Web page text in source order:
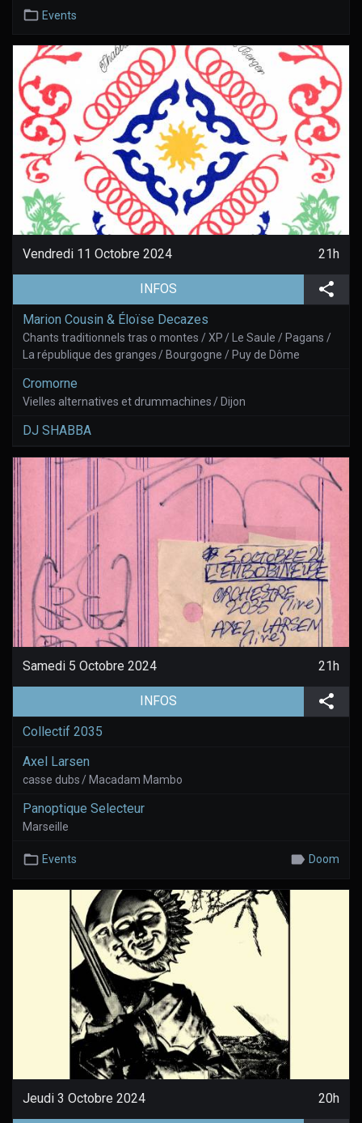
Events
Vendredi 11 Octobre 2024 21h
INFOS (aller à la page de l'évènement)
Marion Cousin & Éloïse Decazes
Chants traditionnels tras o montes / XP / Le Saule / Pagans /
La république des granges / Bourgogne / Puy de Dôme
Cromorne
Vielles alternatives et drummachines / Dijon
DJ SHABBA
Samedi 5 Octobre 2024 21h
INFOS (aller à la page de l'évènement)
Collectif 2035
Axel Larsen
casse dubs / Macadam Mambo
Panoptique Selecteur
Marseille
Events Doom
Jeudi 3 Octobre 2024 20h